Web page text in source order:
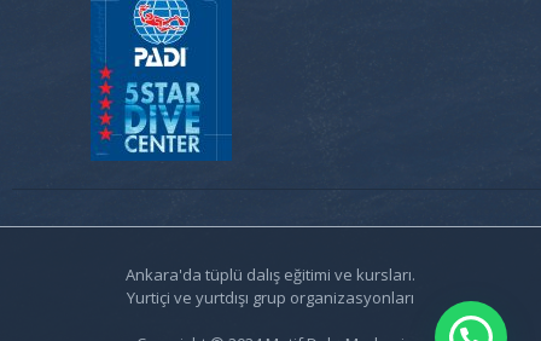
Ankara'da tüplü dalış eğitimi ve kursları.
Yurtiçi ve yurtdışı grup organizasyonları